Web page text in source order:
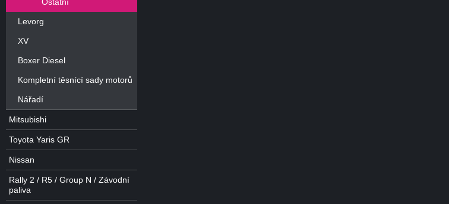
Levorg
XV
Boxer Diesel
Kompletní těsnící sady motorů
Nářadí
Mitsubishi
Toyota Yaris GR
Nissan
Rally 2 / R5 / Group N / Závodní
paliva